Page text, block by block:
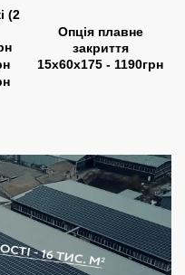
(2
Опція плавне
закриття
15x60x175 - 1190грн